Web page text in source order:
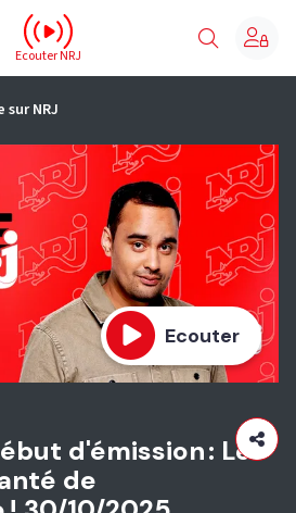
Ecouter NRJ
sur NRJ
Ecouter
d'émission : Le
de